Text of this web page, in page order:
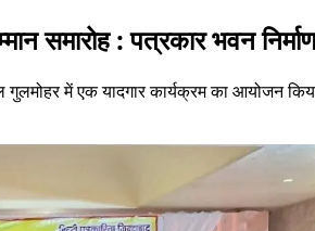
समारोह : पत्रकार भवन
में एक यादगार कार्यक्रम का आयोजन